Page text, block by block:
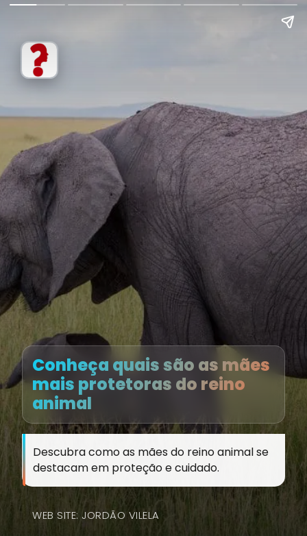
Conheça quais são as mães
mais protetoras do reino
animal
Descubra como as mães do reino animal se
destacam em proteção e cuidado.
WEB SITE: JORDÃO VILELA